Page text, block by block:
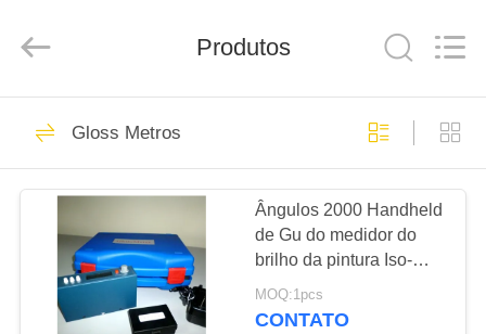
CASA
PRODUTOS
SOBRE
NÓS
CORPORATION.
Ultrasonic detector
de falhas
Produtos
Gloss Metros
Ângulos 2000 Handheld
de Gu do medidor do
brilho da pintura Iso-
7668 tri tri Digitas
MOQ:1pcs
CONTATO